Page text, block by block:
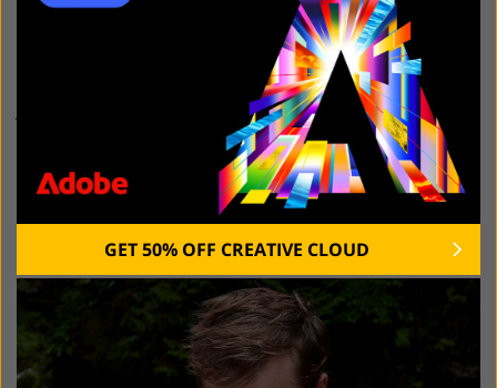
POHLED NA AMAZON
Jako jeden z nejlepších fotoaparátů pro vytváření videí
na YouTube nabízí Olympus OM-D E-M5 Mark III
působivé funkce, díky kterým je ideální pro tvůrce
obsahu. Disponuje nejmodernějším systémem
stabilizace obrazu, který umožňuje shoot stabilní videa
bez potřeby stativu nebo závěsu.
GET 50% OFF CREATIVE CLOUD